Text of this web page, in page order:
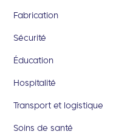
Fabrication
Sécurité
Éducation
Hospitalité
Transport et logistique
Soins de santé